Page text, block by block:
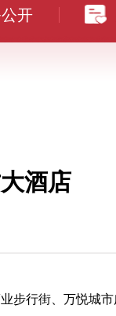
开
酒店
行街、万悦城